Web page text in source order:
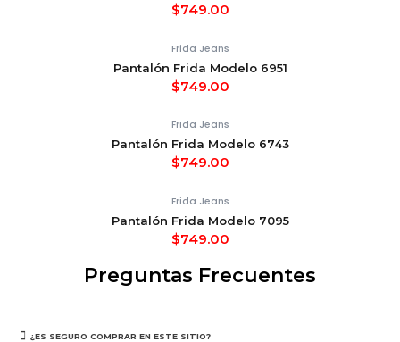
$749.00
Frida Jeans
Pantalón Frida Modelo 6951
$749.00
Frida Jeans
Pantalón Frida Modelo 6743
$749.00
Frida Jeans
Pantalón Frida Modelo 7095
$749.00
Preguntas Frecuentes
¿ES SEGURO COMPRAR EN ESTE SITIO?